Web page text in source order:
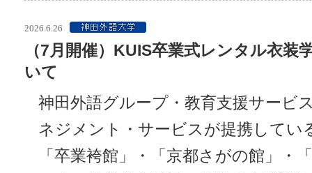
2026.6.26
（7月開催）KUIS卒業式レンタル衣装
いて
神田外語グループ・教育支援サービ
ネジメント・サービスが提携してい
「卒業袴館」・「京都さがの館」・